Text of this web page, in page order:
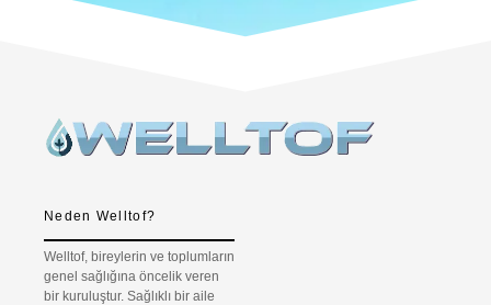
Neden Welltof?
Welltof, bireylerin ve toplumların
genel sağlığına öncelik veren
bir kuruluştur. Sağlıklı bir aile